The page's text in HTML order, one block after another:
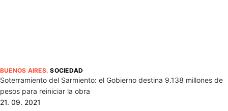
BUENOS AIRES.SOCIEDAD
Soterramiento del Sarmiento: el Gobierno destina 9.138 millones de
pesos para reiniciar la obra
21. 09. 2021